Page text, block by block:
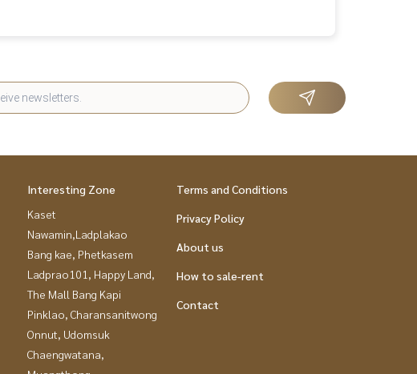
Interesting Zone
Kaset
Nawamin,Ladplakao
Bang kae, Phetkasem
Ladprao101, Happy Land,
The Mall Bang Kapi
Pinklao, Charansanitwong
Onnut, Udomsuk
Chaengwatana,
Terms and Conditions
Privacy Policy
About us
How to sale-rent
Contact